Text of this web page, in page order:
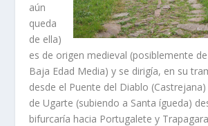
aún
queda
de ella)
es de origen medieval (posiblemente
Baja Edad Media) y se dirigí­a, en su
desde el Puente del Diablo
de Ugarte (subiendo a Santa ígueda)
bifurcarí­a hacia Portugalete y